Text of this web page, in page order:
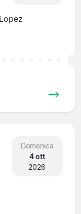
Domenica
4 ott
2026